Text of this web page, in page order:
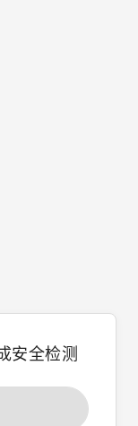
安全检测